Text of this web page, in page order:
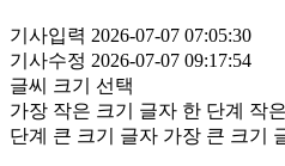
기사입력 2026-07-07 07:05:30
기사수정 2026-07-07 09:17:54
글씨 크기 선택
가장 작은 크기 글자 한 단계 작
단계 큰 크기 글자 가장 큰 크기